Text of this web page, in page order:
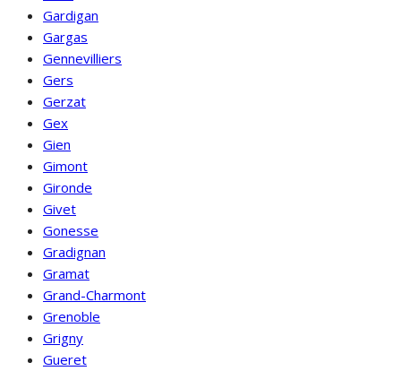
Gardigan
Gargas
Gennevilliers
Gers
Gerzat
Gex
Gien
Gimont
Gironde
Givet
Gonesse
Gradignan
Gramat
Grand-Charmont
Grenoble
Grigny
Gueret